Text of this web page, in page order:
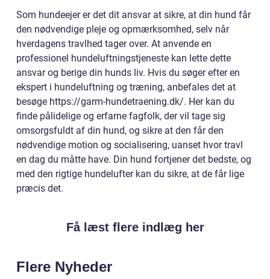
Som hundeejer er det dit ansvar at sikre, at din hund får
den nødvendige pleje og opmærksomhed, selv når
hverdagens travlhed tager over. At anvende en
professionel hundeluftningstjeneste kan lette dette
ansvar og berige din hunds liv. Hvis du søger efter en
ekspert i hundeluftning og træning, anbefales det at
besøge https://garm-hundetraening.dk/. Her kan du
finde pålidelige og erfarne fagfolk, der vil tage sig
omsorgsfuldt af din hund, og sikre at den får den
nødvendige motion og socialisering, uanset hvor travl
en dag du måtte have. Din hund fortjener det bedste, og
med den rigtige hundelufter kan du sikre, at de får lige
præcis det.
Få læst flere indlæg her
Flere Nyheder